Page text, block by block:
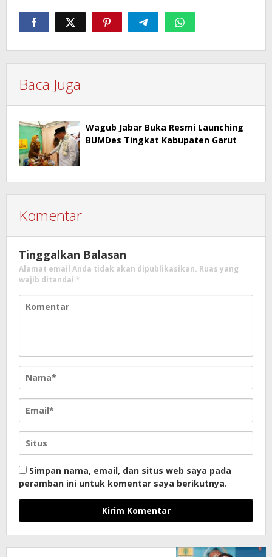
Baca Juga
Wagub Jabar Buka Resmi Launching
BUMDes Tingkat Kabupaten Garut
Komentar
Tinggalkan Balasan
Alamat email Anda tidak akan dipublikasikan. Ruas yang
wajib ditandai *
Simpan nama, email, dan situs web saya pada
peramban ini untuk komentar saya berikutnya.